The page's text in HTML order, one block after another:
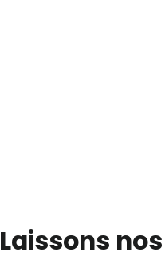
Laissons